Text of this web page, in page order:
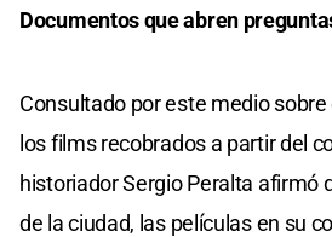
Documentos que abren
Consultado por este medio
los films recobrados a partir del
historiador Sergio Peralta afirmó
de la ciudad, las películas en su